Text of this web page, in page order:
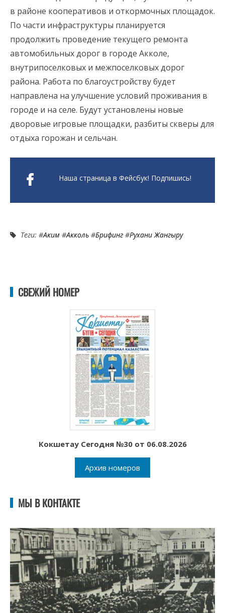
в районе кооперативов и откормочных площадок.
По части инфраструктуры планируется
продолжить проведение текущего ремонта
автомобильных дорог в городе Акколе,
внутрипоселковых и межпоселковых дорог
района. Работа по благоустройству будет
направлена на улучшение условий проживания в
городе и на селе. Будут установлены новые
дворовые игровые площадки, разбиты скверы для
отдыха горожан и сельчан.
Наша страница в Фейсбук! Подпишись!
Теги: #Аким #Акколь #Брифинг #Рухани Жангыру
СВЕЖИЙ НОМЕР
Кокшетау Сегодня №30 от 06.08.2026
Архив номеров
МЫ В КОНТАКТЕ